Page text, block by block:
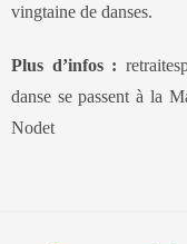
vingtaine de danses.
Plus d’infos :
danse se passent à la
Nodet